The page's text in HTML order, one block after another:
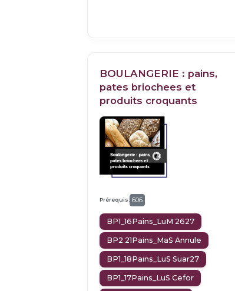
BOULANGERIE : pains,
pates briochees et
produits croquants
Prérequis: 606
BP1_16Pains_LuM 2627
BP2 21Pains_MaS Annule
BP1_18Pains_LuS Suar27
BP1_17Pains_LuS Cefor